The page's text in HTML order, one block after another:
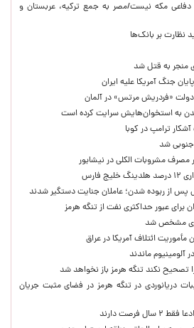
مکه نیست/مصر به جمع ترکیه، عربستان و
نظارت بر بانک‌ها
منجر به قتل شد
جنگ آمریکا علیه ایران
دولت «فردریش مرتس» در آلمان
به استخوان‌هایش سرایت کرده است
ترامپ در کوبا
جنوبی شد
فارس
از ربوده شدن؛ عاملان جنایت دستگیر شدند
برای عبور حداکثری نفت از تنگه هرمز
مشخص شد
مأموریت ائتلاف آمریکا در عراق
آلومینیوم ماندند
تصحیح نکند تنگه هرمز باز نخواهد شد
دریانوردی در تنگه هرمز در فضای مثبت جریان
فرصت دارند